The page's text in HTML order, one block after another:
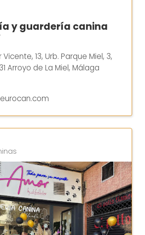
y guardería canina
13, Urb. Parque Miel, 3,
Arroyo de La Miel, Málaga